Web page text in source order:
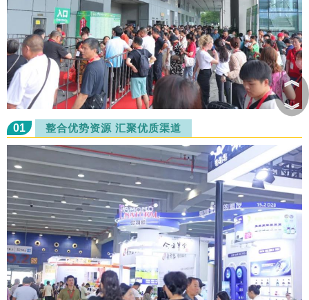
01 整合优势资源 汇聚优质渠道
︽
︾